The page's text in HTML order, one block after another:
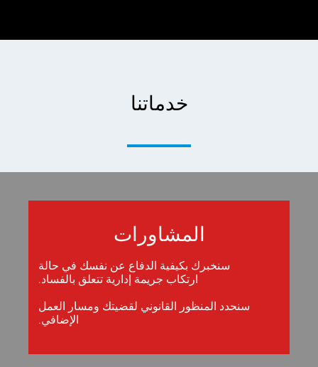
خدماتنا
المشاورات
سنخبرك بكيفية الدفاع عن نفسك في حالة
ارتكاب جريمة إدارية تتعلق بالفساد.
سنحدد المنظور القانوني لقضيتك ومسار العمل
الإضافي.